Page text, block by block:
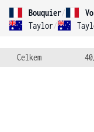
Bouquier/
Taylor/
Celkem